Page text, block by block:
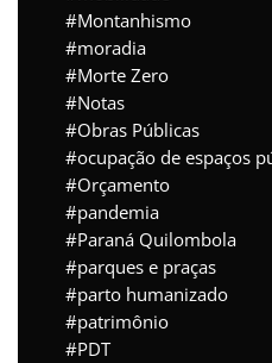
Montanhismo
moradia
Morte Zero
Notas
Obras Públicas
ocupação de espaços
Orçamento
pandemia
Paraná Quilombola
parques e praças
parto humanizado
patrimônio
PDT